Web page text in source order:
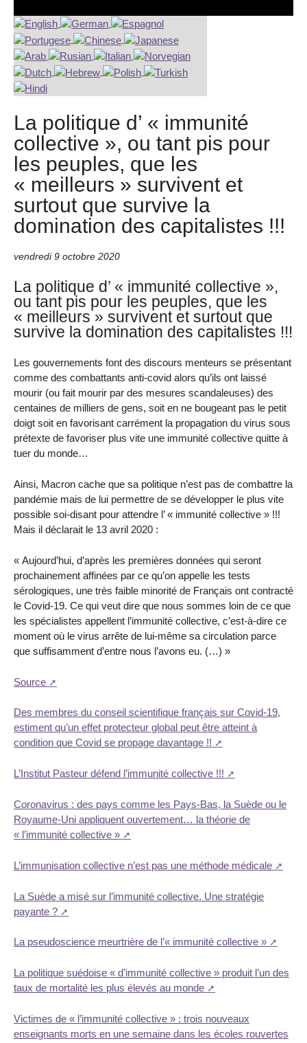
La politique d’ « immunité
collective », ou tant pis pour
les peuples, que les
« meilleurs » survivent et
surtout que survive la
domination des capitalistes !!!
vendredi 9 octobre 2020
La politique d’ « immunité collective »,
ou tant pis pour les peuples, que les
« meilleurs » survivent et surtout que
survive la domination des capitalistes !!!
Les gouvernements font des discours menteurs se présentant
comme des combattants anti-covid alors qu’ils ont laissé
mourir (ou fait mourir par des mesures scandaleuses) des
centaines de milliers de gens, soit en ne bougeant pas le petit
doigt soit en favorisant carrément la propagation du virus sous
prétexte de favoriser plus vite une immunité collective quitte à
tuer du monde…
Ainsi, Macron cache que sa politique n’est pas de combattre la
pandémie mais de lui permettre de se développer le plus vite
possible soi-disant pour attendre l’ « immunité collective » !!!
Mais il déclarait le 13 avril 2020 :
« Aujourd’hui, d’après les premières données qui seront
prochainement affinées par ce qu’on appelle les tests
sérologiques, une très faible minorité de Français ont contracté
le Covid-19. Ce qui veut dire que nous sommes loin de ce que
les spécialistes appellent l’immunité collective, c’est-à-dire ce
moment où le virus arrête de lui-même sa circulation parce
que suffisamment d’entre nous l’avons eu. (…) »
Source
Des membres du conseil scientifique français sur Covid-19,
estiment qu’un effet protecteur global peut être atteint à
condition que Covid se propage davantage !!
L’Institut Pasteur défend l’immunité collective !!!
Coronavirus : des pays comme les Pays-Bas, la Suède ou le
Royaume-Uni appliquent ouvertement… la théorie de
« l’immunité collective »
L’immunisation collective n’est pas une méthode médicale
La Suède a misé sur l’immunité collective. Une stratégie
payante ?
La pseudoscience meurtrière de l’« immunité collective »
La politique suédoise « d’immunité collective » produit l’un des
taux de mortalité les plus élevés au monde
Victimes de « l’immunité collective » : trois nouveaux
enseignants morts en une semaine dans les écoles rouvertes